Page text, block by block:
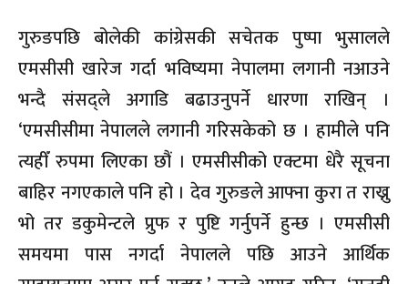
गुरुङपछि बोलेकी कांग्रेसकी सचेतक पुष्पा भुसालले
एमसीसी खारेज गर्दा भविष्यमा नेपालमा लगानी नआउने
भन्दै संसद्ले अगाडि बढाउनुपर्ने धारणा राखिन् ।
‘एमसीसीमा नेपालले लगानी गरिसकेको छ । हामीले पनि
त्यहीँ रुपमा लिएका छौं । एमसीसीको एक्टमा धेरै सूचना
बाहिर नगएकाले पनि हो । देव गुरुङले आफ्ना कुरा त राख्नु
भो तर डकुमेन्टले प्रुफ र पुष्टि गर्नुपर्ने हुन्छ । एमसीसी
समयमा पास नगर्दा नेपालले पछि आउने आर्थिक